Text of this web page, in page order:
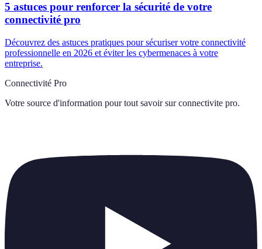
5 astuces pour renforcer la sécurité de votre
connectivité pro
Découvrez des astuces pratiques pour sécuriser votre connectivité
professionnelle en 2026 et éviter les cybermenaces à votre
entreprise.
Connectivité Pro
Votre source d'information pour tout savoir sur connectivite pro.